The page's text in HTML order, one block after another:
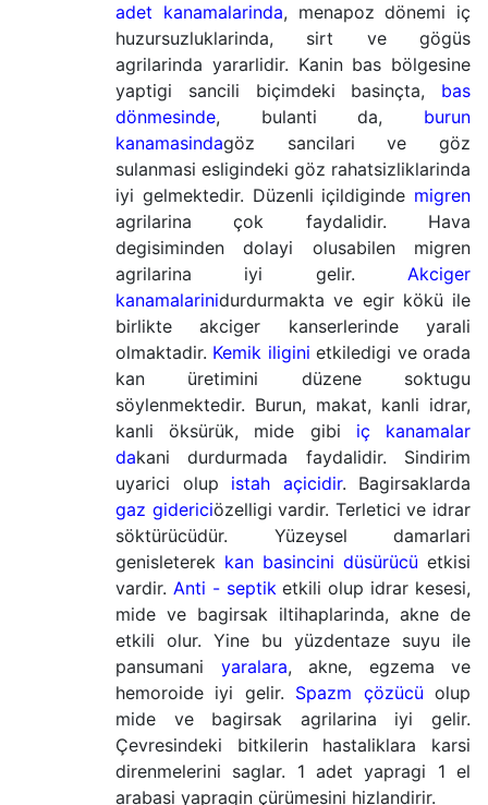
adet kanamalarinda, menapoz dönemi iç
huzursuzluklarinda, sirt ve gögüs
agrilarinda yararlidir. Kanin bas bölgesine
yaptigi sancili biçimdeki basinçta, bas
dönmesinde, bulanti da, burun
kanamasindagöz sancilari ve göz
sulanmasi esligindeki göz rahatsizliklarinda
iyi gelmektedir. Düzenli içildiginde migren
agrilarina çok faydalidir. Hava
degisiminden dolayi olusabilen migren
agrilarina iyi gelir. Akciger
kanamalarinidurdurmakta ve egir kökü ile
birlikte akciger kanserlerinde yarali
olmaktadir. Kemik iligini etkiledigi ve orada
kan üretimini düzene soktugu
söylenmektedir. Burun, makat, kanli idrar,
kanli öksürük, mide gibi iç kanamalar
dakani durdurmada faydalidir. Sindirim
uyarici olup istah açicidir. Bagirsaklarda
gaz gidericiözelligi vardir. Terletici ve idrar
söktürücüdür. Yüzeysel damarlari
genisleterek kan basincini düsürücü etkisi
vardir. Anti - septiketkili olup idrar kesesi,
mide ve bagirsak iltihaplarinda, akne de
etkili olur. Yine bu yüzdentaze suyu ile
pansumani yaralara, akne, egzema ve
hemoroide iyi gelir. Spazm çözücü olup
mide ve bagirsak agrilarina iyi gelir.
Çevresindeki bitkilerin hastaliklara karsi
direnmelerini saglar. 1 adet yapragi 1 el
arabasi yapragin çürümesini hizlandirir.